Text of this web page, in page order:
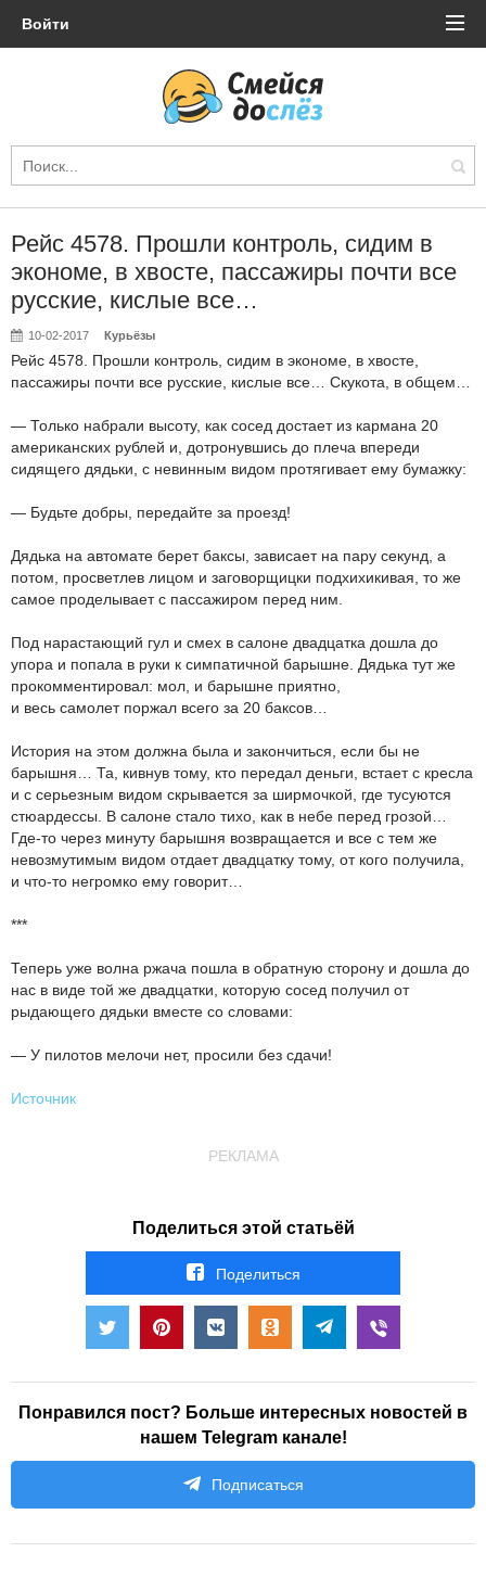
Войти
Рейс 4578. Прошли контроль, сидим в
экономе, в хвосте, пассажиры почти все
русские, кислые все…
10-02-2017 Курьёзы
Рейс 4578. Прошли контроль, сидим в экономе, в хвосте,
пассажиры почти все русские, кислые все… Скукота, в общем…
— Только набрали высоту, как сосед достает из кармана 20
американских рублей и, дотронувшись до плеча впереди
сидящего дядьки, с невинным видом протягивает ему бумажку:
— Будьте добры, передайте за проезд!
Дядька на автомате берет баксы, зависает на пару секунд, а
потом, просветлев лицом и заговорщицки подхихикивая, то же
самое проделывает с пассажиром перед ним.
Под нарастающий гул и смех в салоне двадцатка дошла до
упора и попала в руки к симпатичной барышне. Дядька тут же
прокомментировал: мол, и барышне приятно,
и весь самолет поржал всего за 20 баксов…
История на этом должна была и закончиться, если бы не
барышня… Та, кивнув тому, кто передал деньги, встает с кресла
и с серьезным видом скрывается за ширмочкой, где тусуются
стюардессы. В салоне стало тихо, как в небе перед грозой…
Где-то через минуту барышня возвращается и все с тем же
невозмутимым видом отдает двадцатку тому, от кого получила,
и что-то негромко ему говорит…
***
Теперь уже волна ржача пошла в обратную сторону и дошла до
нас в виде той же двадцатки, которую сосед получил от
рыдающего дядьки вместе со словами:
— У пилотов мелочи нет, просили без сдачи!
Источник
РЕКЛАМА
Поделиться этой статьёй
Поделиться
Понравился пост? Больше интересных новостей в
нашем Telegram канале!
Подписаться